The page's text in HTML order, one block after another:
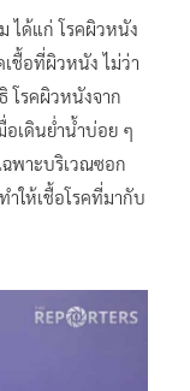
ได้แก่ โรคผิวหนัง
ชื้อที่ผิวหนัง ไม่ว่า
โรคผิวหนังจาก
เดินย่ำน้ำบ่อย ๆ
พาะบริเวณซอก
ให้เชื้อโรคที่มากับ